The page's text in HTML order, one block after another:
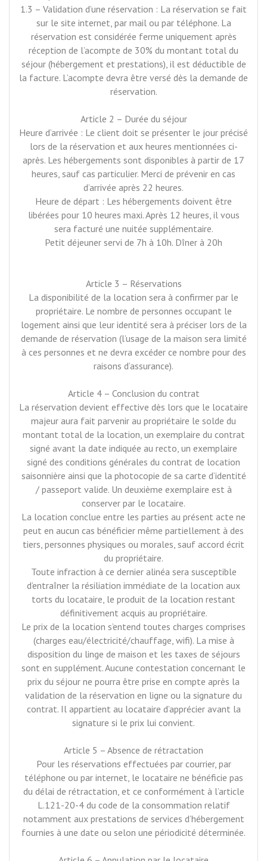
1.3 – Validation d’une réservation : La réservation se fait
sur le site internet, par mail ou par téléphone. La
réservation est considérée ferme uniquement après
réception de l’acompte de 30% du montant total du
séjour (hébergement et prestations), il est déductible de
la facture. L’acompte devra être versé dès la demande de
réservation.
Article 2 – Durée du séjour
Heure d’arrivée : Le client doit se présenter le jour précisé
lors de la réservation et aux heures mentionnées ci-
après. Les hébergements sont disponibles à partir de 17
heures, sauf cas particulier. Merci de prévenir en cas
d’arrivée après 22 heures.
Heure de départ : Les hébergements doivent être
libérées pour 10 heures maxi. Après 12 heures, il vous
sera facturé une nuitée supplémentaire.
Petit déjeuner servi de 7h à 10h. Dîner à 20h
Article 3 – Réservations
La disponibilité de la location sera à confirmer par le
propriétaire. Le nombre de personnes occupant le
logement ainsi que leur identité sera à préciser lors de la
demande de réservation (l’usage de la maison sera limité
à ces personnes et ne devra excéder ce nombre pour des
raisons d’assurance).
Article 4 – Conclusion du contrat
La réservation devient effective dès lors que le locataire
majeur aura fait parvenir au propriétaire le solde du
montant total de la location, un exemplaire du contrat
signé avant la date indiquée au recto, un exemplaire
signé des conditions générales du contrat de location
saisonnière ainsi que la photocopie de sa carte d’identité
/ passeport valide. Un deuxième exemplaire est à
conserver par le locataire.
La location conclue entre les parties au présent acte ne
peut en aucun cas bénéficier même partiellement à des
tiers, personnes physiques ou morales, sauf accord écrit
du propriétaire.
Toute infraction à ce dernier alinéa sera susceptible
d’entraîner la résiliation immédiate de la location aux
torts du locataire, le produit de la location restant
définitivement acquis au propriétaire.
Le prix de la location s’entend toutes charges comprises
(charges eau/électricité/chauffage, wifi). La mise à
disposition du linge de maison et les taxes de séjours
sont en supplément. Aucune contestation concernant le
prix du séjour ne pourra être prise en compte après la
validation de la réservation en ligne ou la signature du
contrat. Il appartient au locataire d’apprécier avant la
signature si le prix lui convient.
Article 5 – Absence de rétractation
Pour les réservations effectuées par courrier, par
téléphone ou par internet, le locataire ne bénéficie pas
du délai de rétractation, et ce conformément à l’article
L.121-20-4 du code de la consommation relatif
notamment aux prestations de services d’hébergement
fournies à une date ou selon une périodicité déterminée.